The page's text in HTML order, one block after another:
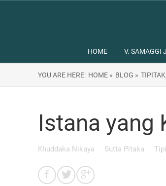
HOME V. SAMAGGI
YOU ARE HERE: HOME » BLOG »
Istana yang
Khuddaka Nikaya Sutta Pitaka